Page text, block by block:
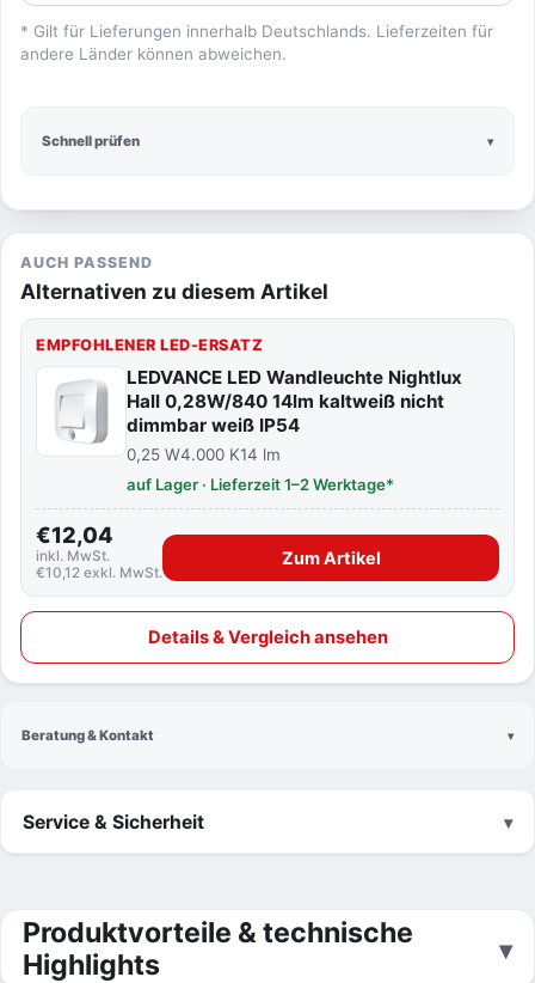
Schnell prüfen
* Gilt für Lieferungen innerhalb Deutschlands. Lieferzeiten für
andere Länder können abweichen.
AUCH PASSEND
Alternativen zu diesem Artikel
EMPFOHLENER LED-ERSATZ
LEDVANCE LED Wandleuchte Nightlux
Hall 0,28W/840 14lm kaltweiß nicht
dimmbar weiß IP54
0,25 W4.000 K14 lm
auf Lager · Lieferzeit 1–2 Werktage*
€12,04
inkl. MwSt.
€10,12 exkl. MwSt.
Zum Artikel
Details & Vergleich ansehen
Beratung & Kontakt
Service & Sicherheit
Produktvorteile & technische
Highlights